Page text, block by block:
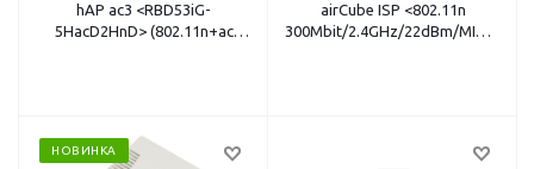
hAP ac3 <RBD53iG-
5HacD2HnD> (802.11n+ac
airCube ISP <802.11n
300Mbit/2.4GHz/22dBm/MIMO
НОВИНКА